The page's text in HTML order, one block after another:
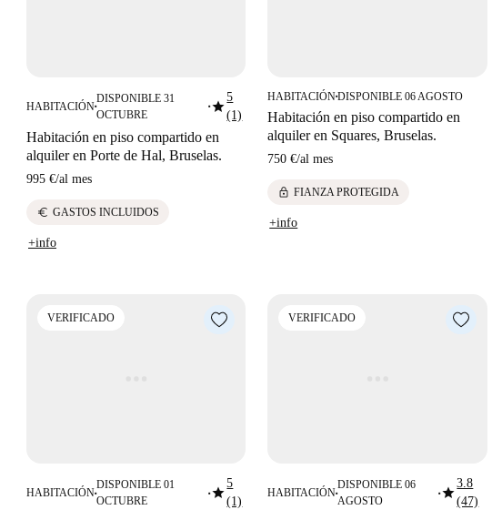
HABITACIÓN■
DISPONIBLE 31
OCTUBRE
■star5
(1)
Habitación en piso compartido en
alquiler en Porte de Hal, Bruselas.
995 €/al mes
euro GASTOS INCLUIDOS
+info
HABITACIÓN■DISPONIBLE 06 AGOSTO
Habitación en piso compartido en
alquiler en Squares, Bruselas.
750 €/al mes
lock FIANZA PROTEGIDA
+info
VERIFICADO
HABITACIÓN■
DISPONIBLE 01
OCTUBRE
■star5
(1)
VERIFICADO
HABITACIÓN■
DISPONIBLE 06
AGOSTO
■star3.8
(47)